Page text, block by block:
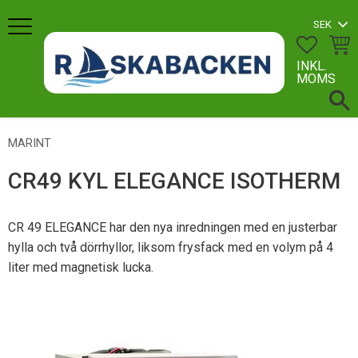
Meny
INKL.
MOMS
MARINT
CR49 KYL ELEGANCE ISOTHERM
CR 49 ELEGANCE har den nya inredningen med en justerbar
hylla och två dörrhyllor, liksom frysfack med en volym på 4
liter med magnetisk lucka.